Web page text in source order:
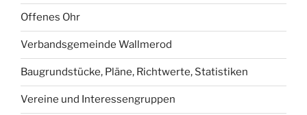
Offenes Ohr
Verbandsgemeinde Wallmerod
Baugrundstücke, Pläne, Richtwerte, Statistiken
Vereine und Interessengruppen